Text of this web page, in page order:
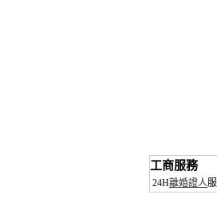
工商服務
24H離婚證人